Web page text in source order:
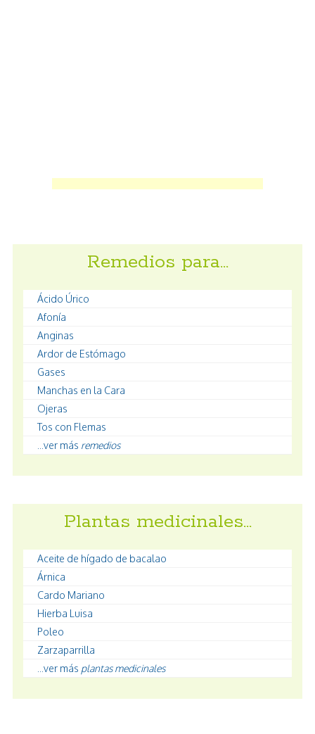
Remedios para…
Ácido Úrico
Afonía
Anginas
Ardor de Estómago
Gases
Manchas en la Cara
Ojeras
Tos con Flemas
...ver más remedios
Plantas medicinales…
Aceite de hígado de bacalao
Árnica
Cardo Mariano
Hierba Luisa
Poleo
Zarzaparrilla
...ver más plantas medicinales